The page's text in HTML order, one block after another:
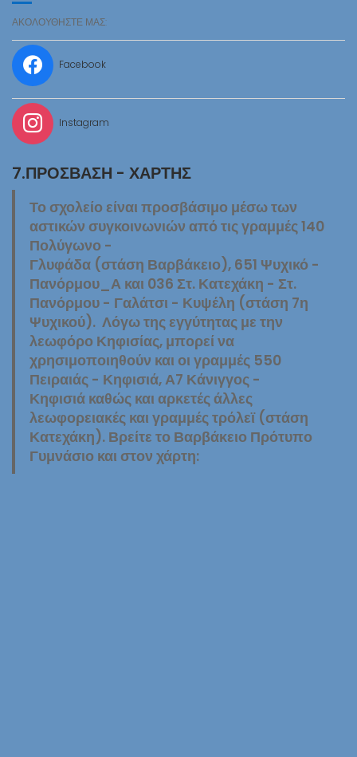
ΑΚΟΛΟΥΘΗΣΤΕ ΜΑΣ:
Facebook
Instagram
7.ΠΡΌΣΒΑΣΗ - ΧΆΡΤΗΣ
Το σχολείο είναι προσβάσιμο μέσω των
αστικών συγκοινωνιών από τις γραμμές 140
Πολύγωνο -
Γλυφάδα (στάση Βαρβάκειο), 651 Ψυχικό -
Πανόρμου_Α και 036 Στ. Κατεχάκη - Στ.
Πανόρμου - Γαλάτσι - Κυψέλη (στάση 7η
Ψυχικού). Λόγω της εγγύτητας με την
λεωφόρο Κηφισίας, μπορεί να
χρησιμοποιηθούν και οι γραμμές 550
Πειραιάς - Κηφισιά, Α7 Κάνιγγος -
Κηφισιά καθώς και αρκετές άλλες
λεωφορειακές και γραμμές τρόλεϊ (στάση
Κατεχάκη). Βρείτε το Βαρβάκειο Πρότυπο
Γυμνάσιο και στον χάρτη: